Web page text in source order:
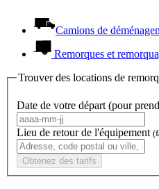
Camions de
Remorques et
Trouver des locations de
Date de votre départ (pour
Lieu de retour de l'équipement
Obtenez des tarifs